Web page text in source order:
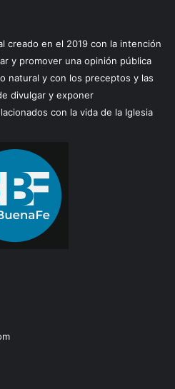
creado en el 2019 con la intención
y promover una opinión pública
natural y con los preceptos y las
divulgar y exponer
con la vida de la Iglesia